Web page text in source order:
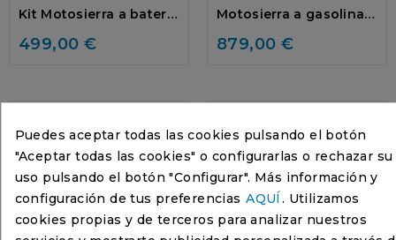
Kit Motosierra a batería
499,00 €
Motosierra a gasolina
879,00 €
Husqvarna
Motosierra a gasolina
Husqvarna 550 XP...
969,00 €
Husqvarna
Motosierra a gasolina
Husqvarna 562 XP
1.299,00 €
Puedes aceptar todas las cookies pulsando el botón
"Aceptar todas las cookies" o configurarlas o rechazar su
uso pulsando el botón "Configurar". Más información y
configuración de tus preferencias AQUÍ. Utilizamos
cookies propias y de terceros para analizar nuestros